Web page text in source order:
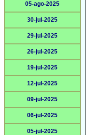
05-ago-2025
30-jul-2025
29-jul-2025
26-jul-2025
19-jul-2025
12-jul-2025
09-jul-2025
06-jul-2025
05-jul-2025